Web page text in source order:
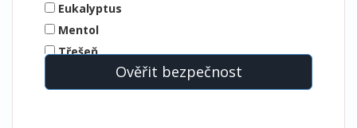
Eukalyptus
Mentol
Třešeň
Bergamot
Ověřit bezpečnost